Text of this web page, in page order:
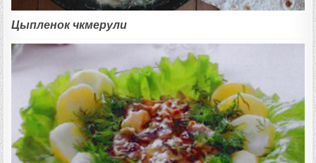
Цыпленок чкмерули